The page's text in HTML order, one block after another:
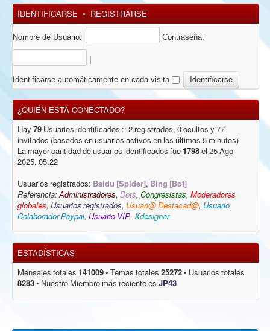
IDENTIFICARSE • REGISTRARSE
Nombre de Usuario: Contraseña:
Identificarse automáticamente en cada visita
¿QUIÉN ESTÁ CONECTADO?
Hay 79 Usuarios identificados :: 2 registrados, 0 ocultos y 77
invitados (basados en usuarios activos en los últimos 5 minutos)
La mayor cantidad de usuarios identificados fue 1798 el 25 Ago
2025, 05:22
Usuarios registrados: Baidu [Spider] , Bing [Bot]
Referencia: Administradores, Bots, Congresistas, Moderadores
globales, Usuarios registrados, Usuari@ Destacad@, Usuario
Colaborador Paypal, Usuario VIP, Xdesignar
ESTADÍSTICAS
Mensajes totales 141009 • Temas totales 25272 • Usuarios totales
8283 • Nuestro Miembro más reciente es JP43